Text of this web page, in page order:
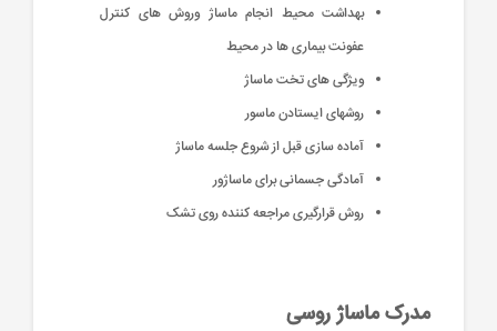
بهداشت محیط انجام ماساژ وروش های کنترل
عفونت بیماری ها در محیط
ویژگی های تخت ماساژ
روشهای ایستادن ماسور
آماده سازی قبل از شروع جلسه ماساژ
آمادگی جسمانی برای ماساژور
روش قرارگیری مراجعه کننده روی تشک
مدرک ماساژ روسی